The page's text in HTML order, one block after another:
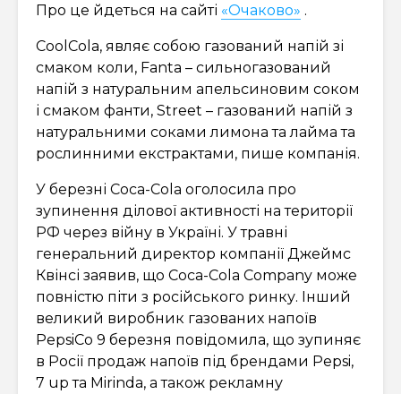
Про це йдеться на сайті «Очаково» .
CoolCola, являє собою газований напій зі
смаком коли, Fanta – сильногазований
напій з натуральним апельсиновим соком
і смаком фанти, Street – газований напій з
натуральними соками лимона та лайма та
рослинними екстрактами, пише компанія.
У березні Coca-Cola оголосила про
зупинення ділової активності на території
РФ через війну в Україні. У травні
генеральний директор компанії Джеймс
Квінсі заявив, що Coca-Cola Company може
повністю піти з російського ринку. Інший
великий виробник газованих напоїв
PepsiCo 9 березня повідомила, що зупиняє
в Росії продаж напоїв під брендами Pepsi,
7 up та Mirinda, а також рекламну